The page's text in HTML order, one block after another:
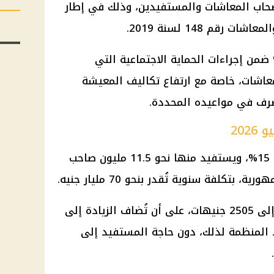
المعاشات والمستفيدين، وذلك في إطار
148 لسنة 2019.
زيادة المعاشات بنسبة 15% ضمن إجراءات الحماية الاجتماعية التي
خاصة مع ارتفاع تكاليف المعيشة
في مواعيده المحددة.
تبلغ نسبة زيادة المعاشات الجديدة 15%، ويستفيد منها نحو 11.5 مليون صاحب
سنوية تُقدر بنحو 70 مليار جنيه.
ويصل الحد الأقصى لقيمة الزيادة إلى 2505 جنيهات، على أن تُضاف الزيادة إلى
لذلك، دون حاجة المستفيد إلى